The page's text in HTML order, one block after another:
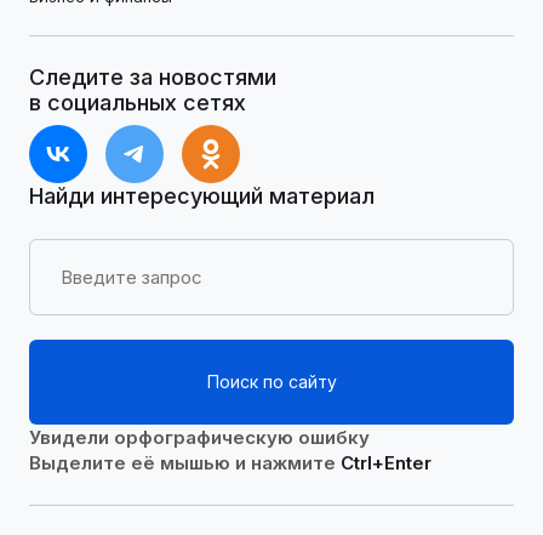
Следите за новостями
в социальных сетях
Найди интересующий материал
Поиск по сайту
Увидели орфографическую ошибку
Выделите её мышью и нажмите Ctrl+Enter